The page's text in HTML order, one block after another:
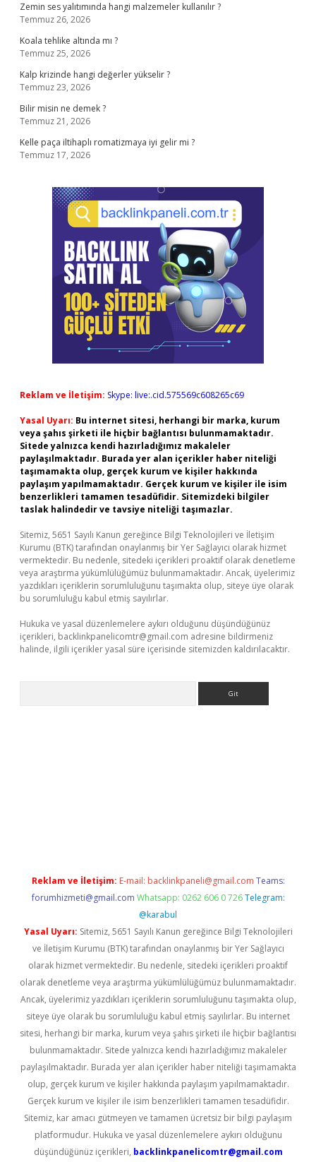
Zemin ses yalıtımında hangi malzemeler kullanılır ?
Temmuz 26, 2026
Koala tehlike altında mı ?
Temmuz 25, 2026
Kalp krizinde hangi değerler yükselir ?
Temmuz 23, 2026
Bilir misin ne demek ?
Temmuz 21, 2026
Kelle paça iltihaplı romatizmaya iyi gelir mi ?
Temmuz 17, 2026
Reklam ve İletişim: Skype: live:.cid.575569c608265c69
Yasal Uyarı: Bu internet sitesi, herhangi bir marka, kurum
veya şahıs şirketi ile hiçbir bağlantısı bulunmamaktadır.
Sitede yalnızca kendi hazırladığımız makaleler
paylaşılmaktadır. Burada yer alan içerikler haber niteliği
taşımamakta olup, gerçek kurum ve kişiler hakkında
paylaşım yapılmamaktadır. Gerçek kurum ve kişiler ile isim
benzerlikleri tamamen tesadüfidir. Sitemizdeki bilgiler
taslak halindedir ve tavsiye niteliği taşımazlar.
Sitemiz, 5651 Sayılı Kanun gereğince Bilgi Teknolojileri ve İletişim
Kurumu (BTK) tarafından onaylanmış bir Yer Sağlayıcı olarak hizmet
vermektedir. Bu nedenle, sitedeki içerikleri proaktif olarak denetleme
veya araştırma yükümlülüğümüz bulunmamaktadır. Ancak, üyelerimiz
yazdıkları içeriklerin sorumluluğunu taşımakta olup, siteye üye olarak
bu sorumluluğu kabul etmiş sayılırlar.
Hukuka ve yasal düzenlemelere aykırı olduğunu düşündüğünüz
içerikleri, backlinkpanelicomtr@gmail.com adresine bildirmeniz
halinde, ilgili içerikler yasal süre içerisinde sitemizden kaldırılacaktır.
Reklam ve İletişim: E-mail: backlinkpaneli@gmail.com Teams:
forumhizmeti@gmail.com Whatsapp: 0262 606 0 726 Telegram:
@karabul
Yasal Uyarı: Sitemiz, 5651 Sayılı Kanun gereğince Bilgi Teknolojileri
ve İletişim Kurumu (BTK) tarafından onaylanmış bir Yer Sağlayıcı
olarak hizmet vermektedir. Bu nedenle, sitedeki içerikleri proaktif
olarak denetleme veya araştırma yükümlülüğümüz bulunmamaktadır.
Ancak, üyelerimiz yazdıkları içeriklerin sorumluluğunu taşımakta olup,
siteye üye olarak bu sorumluluğu kabul etmiş sayılırlar. Bu internet
sitesi, herhangi bir marka, kurum veya şahıs şirketi ile hiçbir bağlantısı
bulunmamaktadır. Sitede yalnızca kendi hazırladığımız makaleler
paylaşılmaktadır. Burada yer alan içerikler haber niteliği taşımamakta
olup, gerçek kurum ve kişiler hakkında paylaşım yapılmamaktadır.
Gerçek kurum ve kişiler ile isim benzerlikleri tamamen tesadüfidir.
Sitemiz, kar amacı gütmeyen ve tamamen ücretsiz bir bilgi paylaşım
platformudur. Hukuka ve yasal düzenlemelere aykırı olduğunu
düşündüğünüz içerikleri, backlinkpanelicomtr@gmail.com